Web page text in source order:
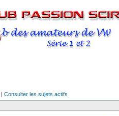
| Consulter les sujets actifs